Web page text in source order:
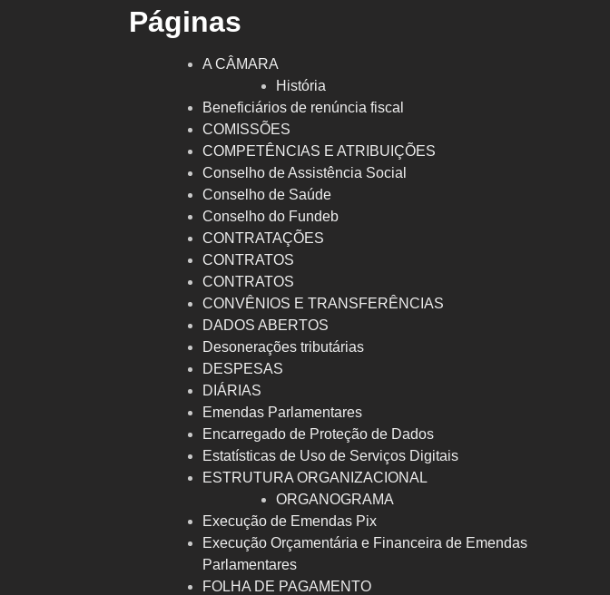
Páginas
A CÂMARA
História
Beneficiários de renúncia fiscal
COMISSÕES
COMPETÊNCIAS E ATRIBUIÇÕES
Conselho de Assistência Social
Conselho de Saúde
Conselho do Fundeb
CONTRATAÇÕES
CONTRATOS
CONTRATOS
CONVÊNIOS E TRANSFERÊNCIAS
DADOS ABERTOS
Desonerações tributárias
DESPESAS
DIÁRIAS
Emendas Parlamentares
Encarregado de Proteção de Dados
Estatísticas de Uso de Serviços Digitais
ESTRUTURA ORGANIZACIONAL
ORGANOGRAMA
Execução de Emendas Pix
Execução Orçamentária e Financeira de Emendas
Parlamentares
FOLHA DE PAGAMENTO